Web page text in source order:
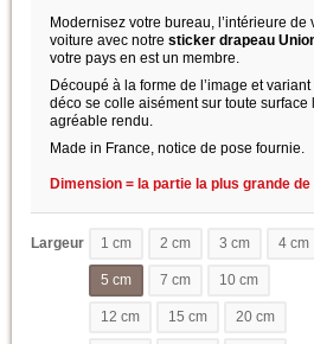
Modernisez votre bureau, l’intérieure de
voiture avec notre sticker drapeau
votre pays en est un membre.
Découpé à la forme de l’image et
déco se colle aisément sur toute surface
agréable rendu.
Made in France, notice de pose fournie.
Dimension = la partie la plus grande
Largeur 1 cm 2 cm 3 cm 4 cm
5 cm 7 cm 10 cm
12 cm 15 cm 20 cm